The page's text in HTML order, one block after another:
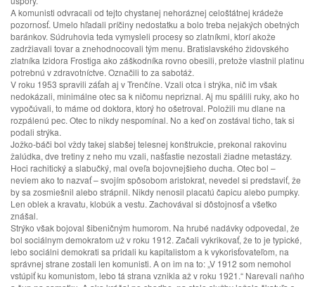
A komunisti odvracali od tejto chystanej nehoráznej celoštátnej krádeže
pozornosť. Umelo hľadali príčiny nedostatku a bolo treba nejakých obetných
baránkov. Súdruhovia teda vymysleli procesy so zlatníkmi, ktorí akože
zadržiavali tovar a znehodnocovali tým menu. Bratislavského židovského
zlatníka Izidora Frostiga ako záškodníka rovno obesili, pretože vlastnil platinu
potrebnú v zdravotníctve. Označili to za sabotáž.
V roku 1953 spravili záťah aj v Trenčíne. Vzali otca i strýka, nič im však
nedokázali, minimálne otec sa k ničomu nepriznal. Aj mu spálili ruky, ako ho
vypočúvali, to máme od doktora, ktorý ho ošetroval. Položili mu dlane na
rozpálenú pec. Otec to nikdy nespomínal. No a keď on zostával ticho, tak si
podali strýka.
Jožko-báči bol vždy takej slabšej telesnej konštrukcie, prekonal rakovinu
žalúdka, dve tretiny z neho mu vzali, našťastie nezostali žiadne metastázy.
Hoci rachitický a slabučký, mal oveľa bojovnejšieho ducha. Otec bol –
neviem ako to nazvať – svojím spôsobom aristokrat, nevedel si predstaviť, že
by sa zosmiešnil alebo strápnil. Nikdy nenosil placatú čapicu alebo pumpky.
Len oblek a kravatu, klobúk a vestu. Zachovával si dôstojnosť a všetko
znášal.
Strýko však bojoval šibeničným humorom. Na hrubé nadávky odpovedal, že
bol sociálnym demokratom už v roku 1912. Začali vykrikovať, že to je typické,
lebo sociálni demokrati sa pridali ku kapitalistom a k vykorisťovateľom, na
správnej strane zostali len komunisti. A on im na to: „V 1912 som nemohol
vstúpiť ku komunistom, lebo tá strana vznikla až v roku 1921.“ Narevali naňho